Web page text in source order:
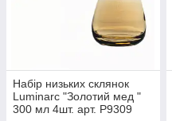
Набір низьких склянок
Luminarc "Золотий мед "
300 мл 4шт. арт. P9309